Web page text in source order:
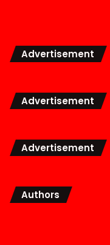
Advertisement
Advertisement
Advertisement
Authors